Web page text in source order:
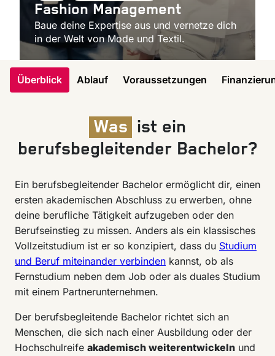
Fashion Management
Baue deine Expertise aus und vernetze dich
in der Welt von Mode und Textil.
Überblick Ablauf Voraussetzungen
Was ist ein
berufsbegleitender Bachelor?
Ein berufsbegleitender Bachelor ermöglicht dir, einen
ersten akademischen Abschluss zu erwerben, ohne
deine berufliche Tätigkeit aufzugeben oder den
Berufseinstieg zu missen. Anders als ein klassisches
Vollzeitstudium ist er so konzipiert, dass du Studium
und Beruf miteinander verbinden kannst, ob als
Fernstudium neben dem Job oder als duales Studium
mit einem Partnerunternehmen.
Der berufsbegleitende Bachelor richtet sich an
Menschen, die sich nach einer Ausbildung oder der
Hochschulreife akademisch weiterentwickeln und